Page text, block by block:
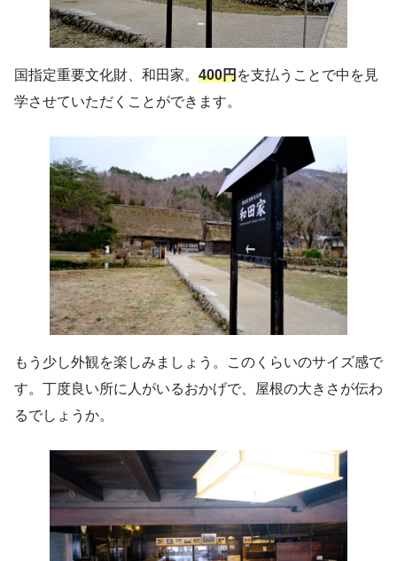
国指定重要文化財、和田家。 400円を支払うことで中を見
学させていただくことができます。
もう少し外観を楽しみましょう。このくらいのサイズ感で
す。丁度良い所に人がいるおかげで、屋根の大きさが伝わ
るでしょうか。